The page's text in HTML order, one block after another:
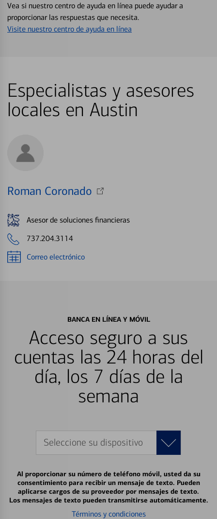
Vea si nuestro centro de ayuda en línea puede ayudar a
proporcionar las respuestas que necesita.
Visite nuestro centro de ayuda en línea
Especialistas y asesores
locales en Austin
Roman Coronado
Asesor de soluciones financieras
737.204.3114
Correo electrónico
BANCA EN LÍNEA Y MÓVIL
Acceso seguro a sus
cuentas las 24 horas del
día, los 7 días de la
semana
Seleccione su dispositivo
Al proporcionar su número de teléfono móvil, usted da su
consentimiento para recibir un mensaje de texto. Pueden
aplicarse cargos de su proveedor por mensajes de texto.
Los mensajes de texto pueden transmitirse automáticamente.
Términos y condiciones